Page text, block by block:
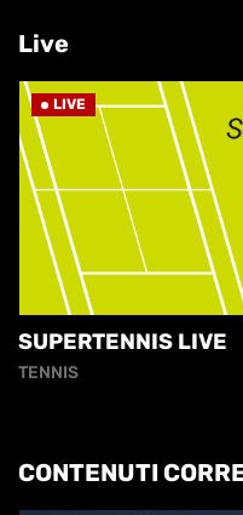
Live
LIVE
SUPERTENNIS LIVE
TENNIS
CONTENUTI